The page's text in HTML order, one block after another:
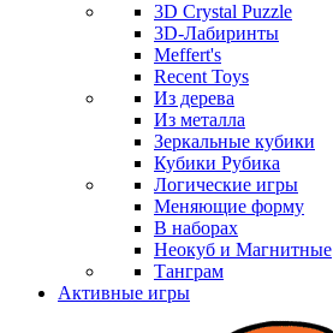
3D Crystal Puzzle
3D-Лабиринты
Meffert's
Recent Toys
Из дерева
Из металла
Зеркальные кубики
Кубики Рубика
Логические игры
Меняющие форму
В наборах
Неокуб и Магнитные
Танграм
Активные игры